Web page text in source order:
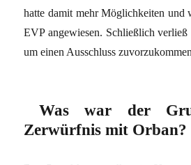
hatte damit mehr Möglichkeiten und
EVP angewiesen. Schließlich
um einen Ausschluss
Was war der
Zerwürfnis mit Orban?